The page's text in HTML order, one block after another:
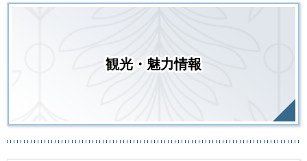
観光・魅力情報